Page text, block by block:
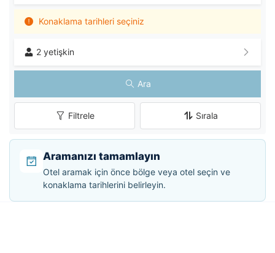
Konaklama tarihleri seçiniz
2 yetişkin
Ara
Filtrele Sırala
Aramanızı tamamlayın
Otel aramak için önce bölge veya otel seçin ve
konaklama tarihlerini belirleyin.